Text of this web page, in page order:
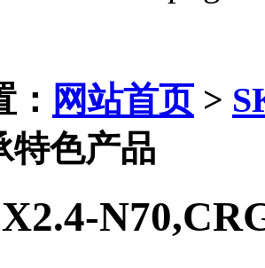
网站首页>
特色产品